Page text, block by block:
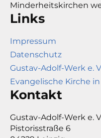
Minderheitskirchen
Links
Impressum
Datenschutz
Gustav-Adolf-Werk e.
Evangelische Kirche
Kontakt
Gustav-Adolf-Werk e.
Pistorisstraße 6